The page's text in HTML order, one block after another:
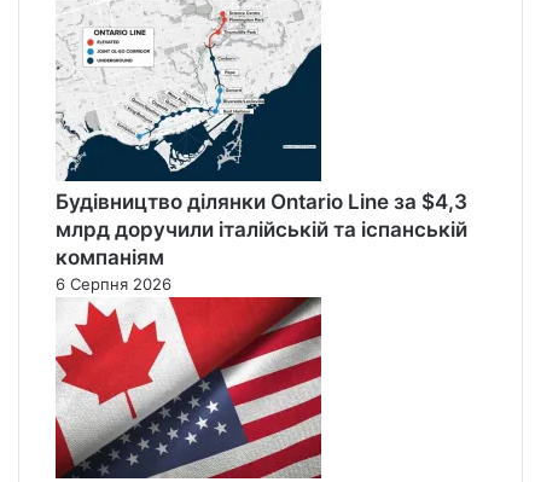
Будівництво ділянки Ontario Line за $4,3
млрд доручили італійській та іспанській
компаніям
6 Серпня 2026